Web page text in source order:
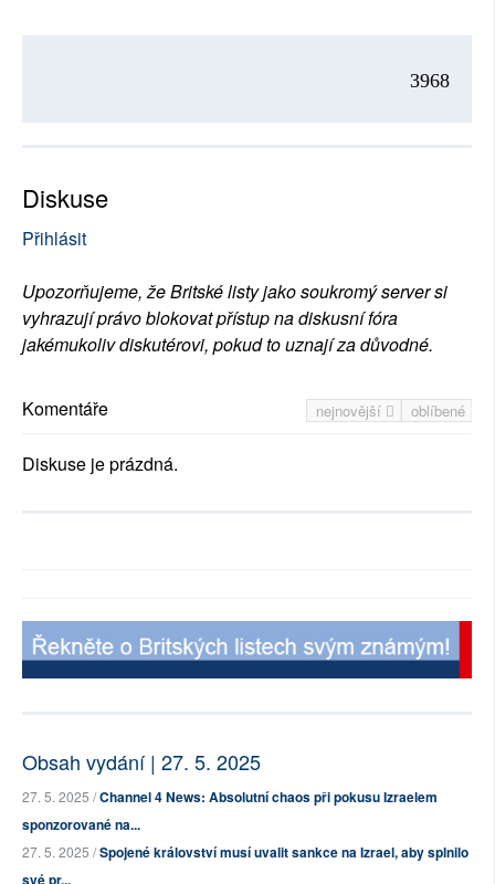
3968
Diskuse
Přihlásit
Upozorňujeme, že Britské listy jako soukromý server si
vyhrazují právo blokovat přístup na diskusní fóra
jakémukoliv diskutérovi, pokud to uznají za důvodné.
nejnovější oblíbené
Komentáře
Diskuse je prázdná.
Obsah vydání | 27. 5. 2025
27. 5. 2025 /Channel 4 News: Absolutní chaos při pokusu Izraelem
sponzorované na...
27. 5. 2025 /Spojené království musí uvalit sankce na Izrael, aby splnilo
své pr...